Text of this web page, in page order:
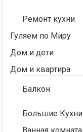
Ремонт кухни
Гуляем по Миру
Дом и дети
Дом и квартира
Балкон
Большие Кухни